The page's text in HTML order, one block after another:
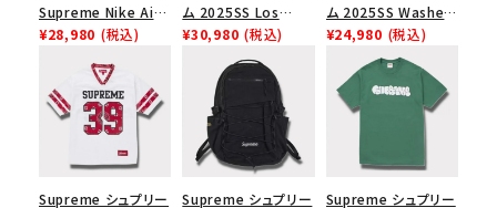
Supreme Nike Air
Force 1 Low シュプ
ース１スニーカー シ
ューズ ホワイト
¥28,980 (税込)
ム 2025SS Los
Angeles Fire Relief
Box Logo Tee ファ
イヤーリリーフボック
スロゴTシャツ ホワ
イト 白
¥30,980 (税込)
ム 2025SS Washed
Chino Twill Camp
Cap ウォッシュチノツ
イルキャンプキャップ
ブラック 黒
¥24,980 (税込)
Supreme シュプリー Supreme シュプリー Supreme シュプリー